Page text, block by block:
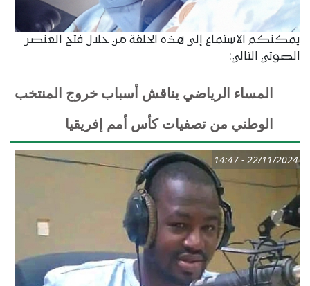
يمكنكم الاستماع إلى هذه الحلقة من خلال فتح العنصر
الصوتي التالي:
المساء الرياضي يناقش أسباب خروج المنتخب
الوطني من تصفيات كأس أمم إفريقيا
22/11/2024 - 14:47